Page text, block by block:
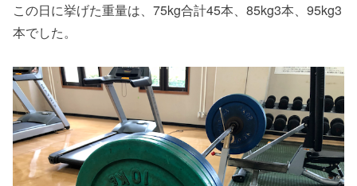
この日に挙げた重量は、75kg合計45本、85kg3本、95kg3
本でした。